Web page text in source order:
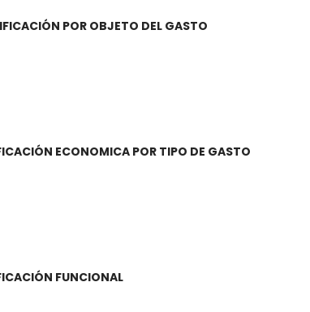
POR OBJETO DEL GASTO
ECONOMICA POR TIPO DE GASTO
FUNCIONAL